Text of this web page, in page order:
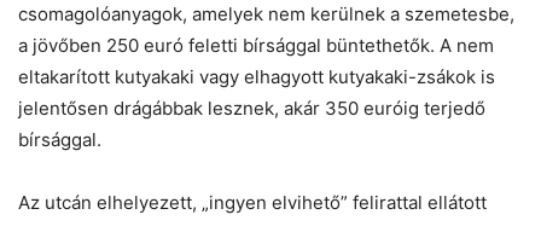
csomagolóanyagok, amelyek nem kerülnek a szemetesbe,
a jövőben 250 euró feletti bírsággal büntethetők. A nem
eltakarított kutyakaki vagy elhagyott kutyakaki-zsákok is
jelentősen drágábbak lesznek, akár 350 euróig terjedő
bírsággal.
Az utcán elhelyezett, „ingyen elvihető” felirattal ellátott